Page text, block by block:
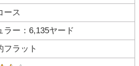
ース
ラー：6,135ヤード
フラット